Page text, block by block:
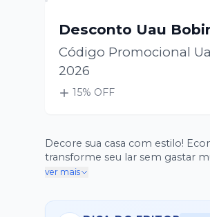
Desconto Uau
Código Promocional
2026
15% OFF
Decore sua casa com estilo!
transforme seu lar sem gastar
ver mais